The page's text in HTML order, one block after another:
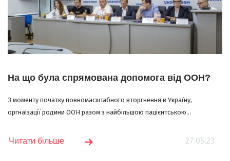
На що була спрямована допомога від ООН?
З моменту початку повномасштабного вторгнення в Україну,
оргнаізації родини ООН разом з найбільшою пацієнтською...
27.05.23
Читати більше